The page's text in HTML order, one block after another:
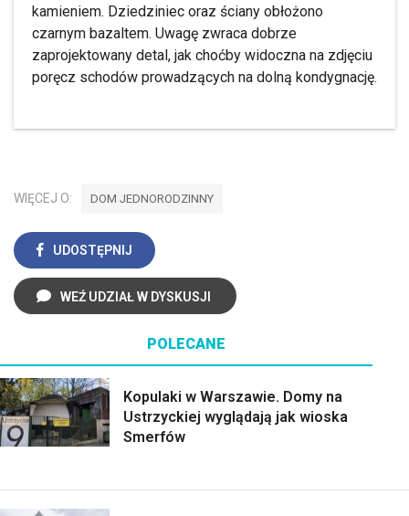
kamieniem. Dziedziniec oraz ściany obłożono
czarnym bazaltem. Uwagę zwraca dobrze
zaprojektowany detal, jak choćby widoczna na zdjęciu
poręcz schodów prowadzących na dolną kondygnację.
WIĘCEJ O: DOM JEDNORODZINNY
UDOSTĘPNIJ
WEŹ UDZIAŁ W DYSKUSJI
POLECANE
Kopulaki w Warszawie. Domy na
Ustrzyckiej wyglądają jak wioska
Smerfów